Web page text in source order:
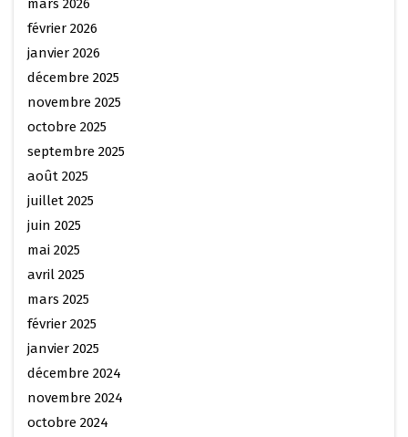
mars 2026
février 2026
janvier 2026
décembre 2025
novembre 2025
octobre 2025
septembre 2025
août 2025
juillet 2025
juin 2025
mai 2025
avril 2025
mars 2025
février 2025
janvier 2025
décembre 2024
novembre 2024
octobre 2024